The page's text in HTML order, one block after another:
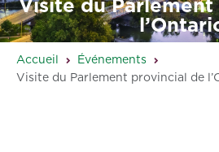
Accueil
Événements
Visite du Parlement provincial de